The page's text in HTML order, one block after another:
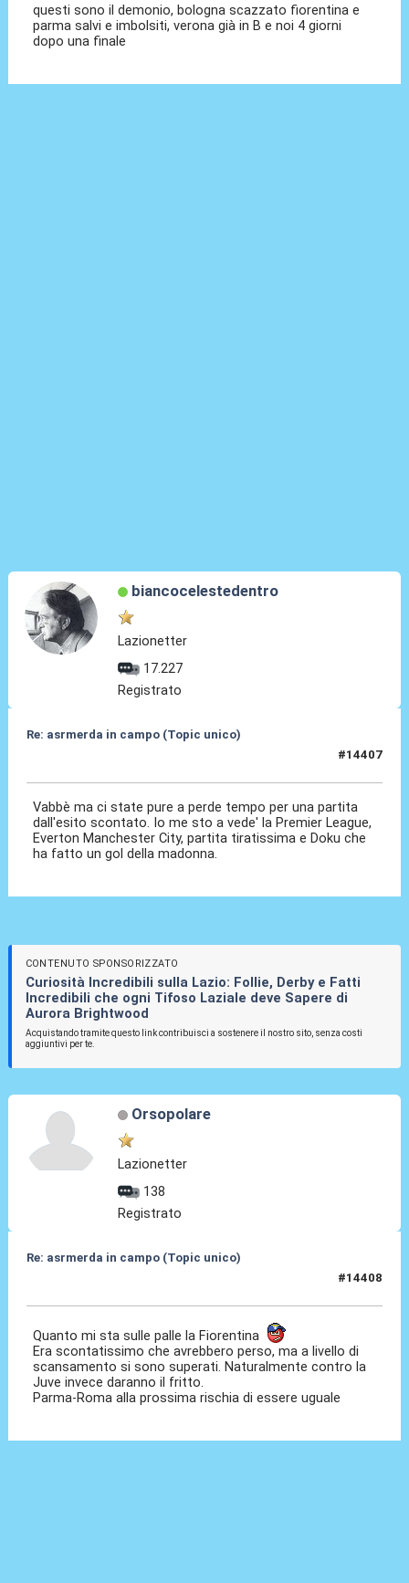
questi sono il demonio, bologna scazzato fiorentina e
parma salvi e imbolsiti, verona già in B e noi 4 giorni
dopo una finale
biancocelestedentro
Lazionetter
17.227
Registrato
Re: asrmerda in campo (Topic unico)
#14407
Vabbè ma ci state pure a perde tempo per una partita
dall'esito scontato. Io me sto a vede' la Premier League,
Everton Manchester City, partita tiratissima e Doku che
ha fatto un gol della madonna.
CONTENUTO SPONSORIZZATO
Curiosità Incredibili sulla Lazio: Follie, Derby e Fatti
Incredibili che ogni Tifoso Laziale deve Sapere di
Aurora Brightwood
Acquistando tramite questo link contribuisci a sostenere il nostro sito, senza costi
aggiuntivi per te.
Orsopolare
Lazionetter
138
Registrato
Re: asrmerda in campo (Topic unico)
#14408
Quanto mi sta sulle palle la Fiorentina
Era scontatissimo che avrebbero perso, ma a livello di
scansamento si sono superati. Naturalmente contro la
Juve invece daranno il fritto.
Parma-Roma alla prossima rischia di essere uguale